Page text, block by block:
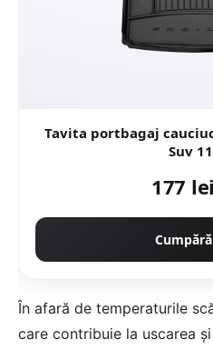
Tavita portbagaj
Suv
177
În afară de temperaturile
care contribuie la uscarea